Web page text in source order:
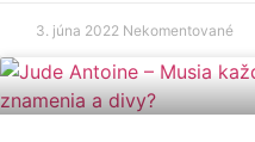
3. júna 2022 Nekomentované